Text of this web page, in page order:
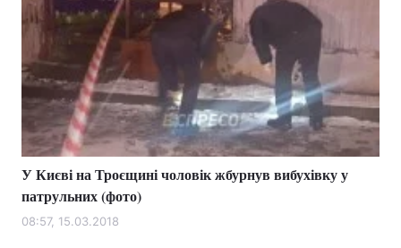
У Києві на Троєщині чоловік жбурнув вибухівку у
патрульних (фото)
08:57, 15.03.2018